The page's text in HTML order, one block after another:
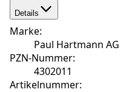
Details
Marke:
Paul Hartmann AG
PZN-Nummer:
4302011
Artikelnummer: